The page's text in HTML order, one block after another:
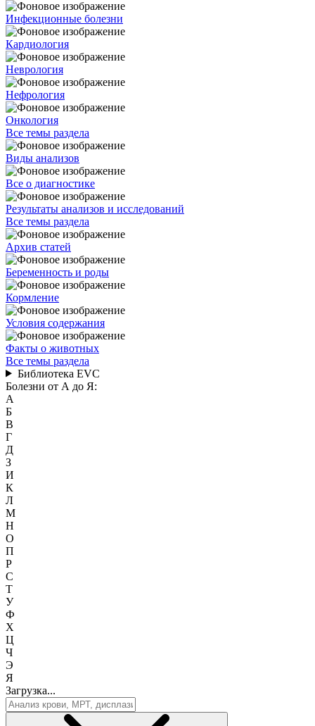
Инфекционные болезни
Кардиология
Неврология
Нефрология
Онкология
Все темы раздела
Виды анализов
Все о диагностике
Результаты анализов и исследований
Все темы раздела
Архив статей
Беременность и роды
Кормление
Условия содержания
Факты о животных
Все темы раздела
Библиотека EVC
Болезни от А до Я:
А
Б
В
Г
Д
З
И
К
Л
М
Н
О
П
Р
С
Т
У
Ф
Х
Ц
Ч
Э
Я
Загрузка...